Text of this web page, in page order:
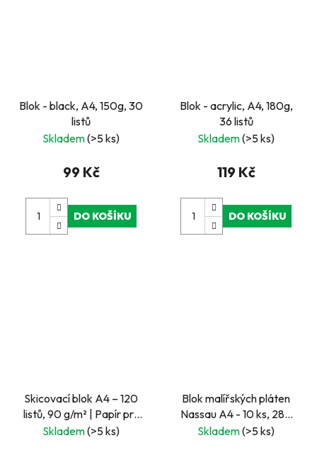
Blok - black, A4, 150g, 30
listů
Skladem(>5 ks)
99 Kč
DO KOŠÍKU
Blok - acrylic, A4, 180g,
36 listů
Skladem(>5 ks)
119 Kč
DO KOŠÍKU
Skicovací blok A4 – 120
listů, 90 g/m² | Papír pro
kreslení, skicování a
Skladem(>5 ks)
Blok malířských pláten
Nassau A4 - 10 ks, 280
gsm
Skladem(>5 ks)